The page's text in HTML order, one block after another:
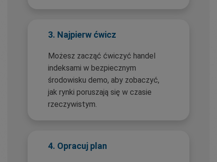
3. Najpierw ćwicz
Możesz zacząć ćwiczyć handel
indeksami w bezpiecznym
środowisku demo, aby zobaczyć,
jak rynki poruszają się w czasie
rzeczywistym.
4. Opracuj plan